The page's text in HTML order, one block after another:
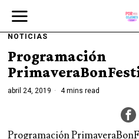
NOTICIAS
Programación
abril 24, 2019 4 mins read
Programación